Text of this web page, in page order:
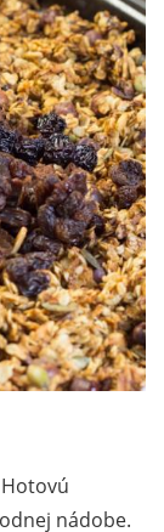
nádobe.